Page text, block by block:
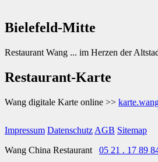
Bielefeld-Mitte
Restaurant Wang ... im Herzen der
Restaurant-Karte
Wang digitale Karte online >>
Impressum Datenschutz AGB Sitemap
Wang China Restaurant
05 21 . 17 89